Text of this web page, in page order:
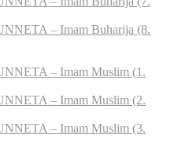
– Imam Buharija (8.
– Imam Muslim (1.
– Imam Muslim (2.
– Imam Muslim (3.